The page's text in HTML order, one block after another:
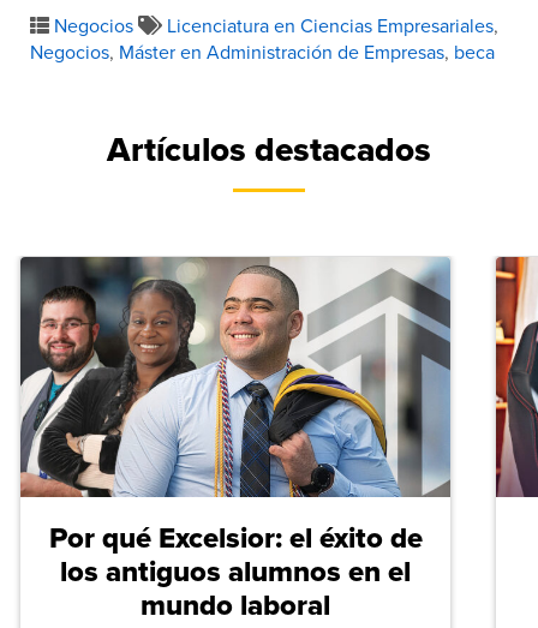
Negocios Licenciatura en Ciencias Empresariales,
Negocios, Máster en Administración de Empresas, beca
Artículos destacados
Por qué Excelsior: el éxito de
los antiguos alumnos en el
mundo laboral